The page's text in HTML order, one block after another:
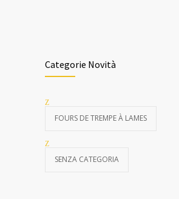
Categorie Novità
FOURS DE TREMPE À LAMES
SENZA CATEGORIA